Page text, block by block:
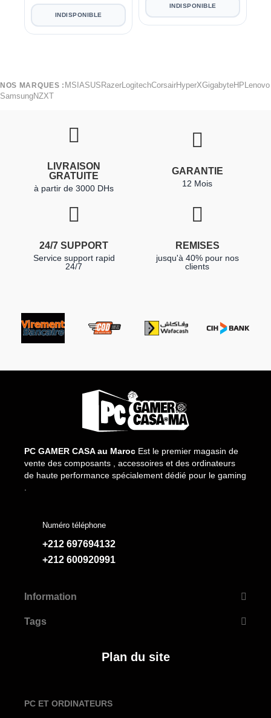
INDISPONIBLE
INDISPONIBLE
NOS MARQUES : MSI ASUS RazerLogitechCorsairHyperXGigabyteHP Lenovo
SamsungNZXT
LIVRAISON
GRATUITE
à partir de 3000 DHs
GARANTIE
12 Mois
24/7 SUPPORT
Service support rapid
24/7
REMISES
jusqu'à 40% pour nos
clients
PC GAMER CASA au Maroc Est le premier magasin de
vente des composants , accessoires et des ordinateurs
de haute performance spécialement dédié pour le gaming
Numéro téléphone
+212 697694132
+212 600920991
Information
Tags
Plan du site
PC ET ORDINATEURS